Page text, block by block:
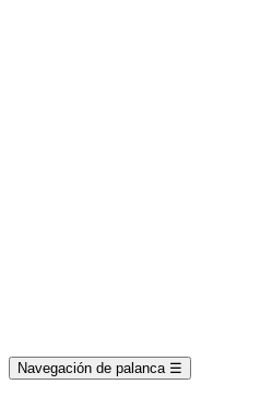
Navegación de palanca ☰